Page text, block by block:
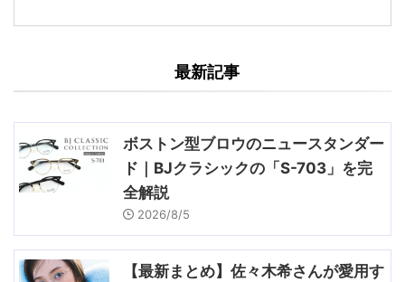
最新記事
ボストン型ブロウのニュースタンダー
ド｜BJクラシックの「S-703」を完
全解説
2026/8/5
【最新まとめ】佐々木希さんが愛用す